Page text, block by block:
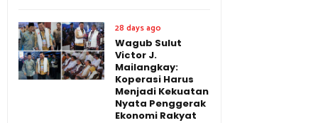
28 days ago
Wagub Sulut
Victor J.
Mailangkay:
Koperasi Harus
Menjadi Kekuatan
Nyata Penggerak
Ekonomi Rakyat